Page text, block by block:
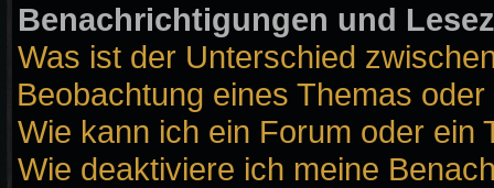
Benachrichtigungen und
Was ist der Unterschied
Beobachtung eines Themas
Wie kann ich ein Forum oder ein
Wie deaktiviere ich meine